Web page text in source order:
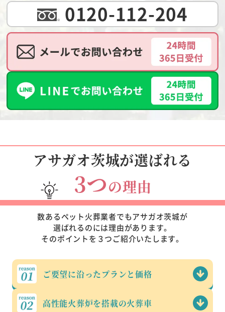
0120-112-204
アサガオ茨城が選ばれる
3つの理由
数あるペット火葬業者でもアサガオ茨城が
選ばれるのには理由があります。
そのポイントを３つご紹介いたします。
ご要望に沿ったプランと価格
高性能火葬炉を搭載の火葬車